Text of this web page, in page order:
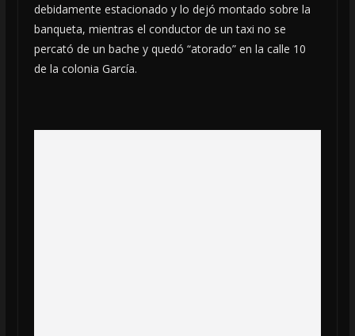
debidamente estacionado y lo dejó montado sobre la
banqueta, mientras el conductor de un taxi no se
percató de un bache y quedó “atorado” en la calle 10
de la colonia García.